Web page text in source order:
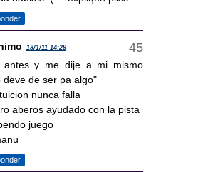
18/1/11 14:29
antes y me dije a mi mismo
deve de ser pa algo"
nunca falla
aberos ayudado con la pista
juego